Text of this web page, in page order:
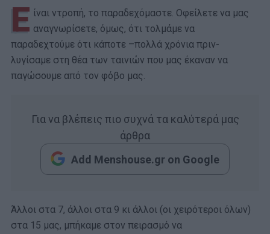
Ε ίναι ντροπή, το παραδεχόμαστε. Οφείλετε να μας
αναγνωρίσετε, όμως, ότι τολμάμε να
παραδεχτούμε ότι κάποτε –πολλά χρόνια πριν-
λυγίσαμε στη θέα των ταινιών που μας έκαναν να
παγώσουμε από τον φόβο μας.
Για να βλέπεις πιο συχνά τα καλύτερά μας
άρθρα
Add Menshouse.gr on Google
Άλλοι στα 7, άλλοι στα 9 κι άλλοι (οι χειρότεροι όλων)
στα 15 μας, μπήκαμε στον πειρασμό να